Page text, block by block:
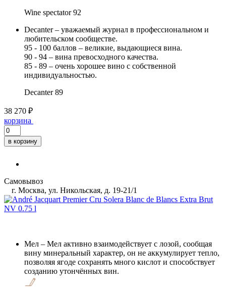
Wine spectator 92
Decanter – уважаемый журнал в профессиональном и
любительском сообществе.
95 - 100 баллов – великие, выдающиеся вина.
90 - 94 – вина превосходного качества.
85 - 89 – очень хорошее вино с собственной
индивидуальностью.
Decanter 89
38 270 ₽
корзина
в корзину
Самовывоз
г. Москва, ул. Никольская, д. 19-21/1
Мел – Мел активно взаимодействует с лозой, сообщая
вину минеральный характер, он не аккумулирует тепло,
позволяя ягоде сохранять много кислот и способствует
созданию утончённых вин.